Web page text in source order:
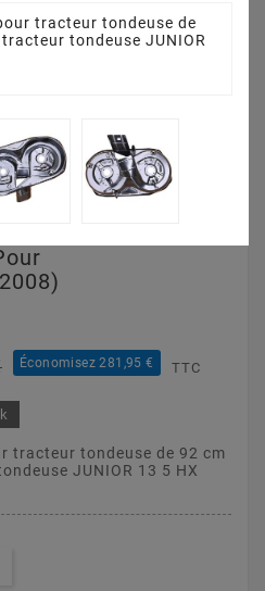
Économisez 281,95 € TTC
tracteur tondeuse de 92 cm
JUNIOR 13 5 HX
tracteur tondeuse de
tondeuse JUNIOR